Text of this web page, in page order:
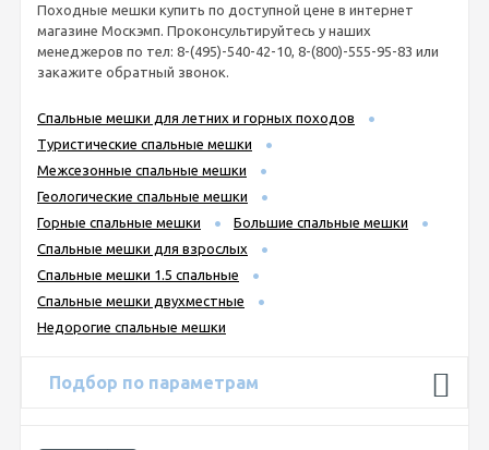
Походные мешки купить по доступной цене в интернет
магазине Москэмп. Проконсультируйтесь у наших
менеджеров по тел: 8-(495)-540-42-10, 8-(800)-555-95-83 или
закажите обратный звонок.
Спальные мешки для летних и горных походов
Туристические спальные мешки
Межсезонные спальные мешки
Геологические спальные мешки
Горные спальные мешки
Большие спальные мешки
Спальные мешки для взрослых
Спальные мешки 1.5 спальные
Спальные мешки двухместные
Недорогие спальные мешки
Подбор по параметрам